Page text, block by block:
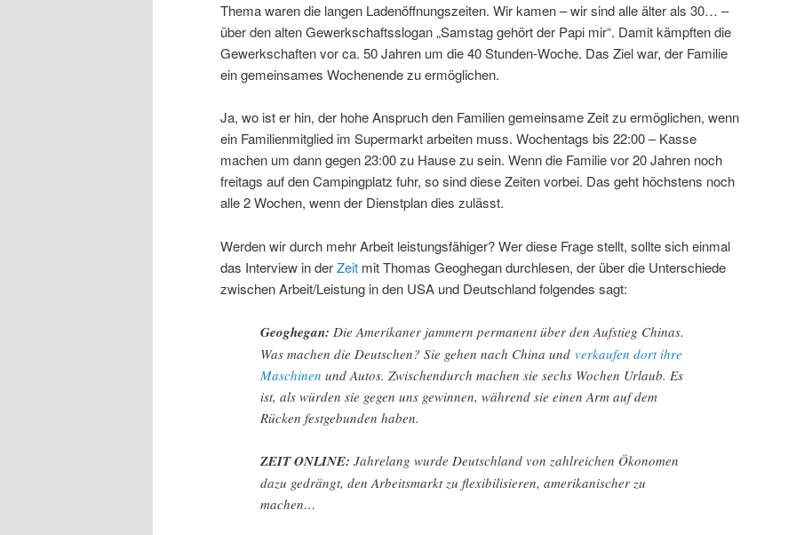
Thema waren die langen Ladenöffnungszeiten. Wir kamen – wir sind alle älter als 30… –
über den alten Gewerkschaftsslogan „Samstag gehört der Papi mir“. Damit kämpften die
Gewerkschaften vor ca. 50 Jahren um die 40 Stunden-Woche. Das Ziel war, der Familie
ein gemeinsames Wochenende zu ermöglichen.
Ja, wo ist er hin, der hohe Anspruch den Familien gemeinsame Zeit zu ermöglichen, wenn
ein Familienmitglied im Supermarkt arbeiten muss. Wochentags bis 22:00 – Kasse
machen um dann gegen 23:00 zu Hause zu sein. Wenn die Familie vor 20 Jahren noch
freitags auf den Campingplatz fuhr, so sind diese Zeiten vorbei. Das geht höchstens noch
alle 2 Wochen, wenn der Dienstplan dies zulässt.
Werden wir durch mehr Arbeit leistungsfähiger? Wer diese Frage stellt, sollte sich einmal
das Interview in derZeit mit Thomas Geoghegan durchlesen, der über die Unterschiede
zwischen Arbeit/Leistung in den USA und Deutschland folgendes sagt:
Geoghegan: Die Amerikaner jammern permanent über den Aufstieg Chinas.
Was machen die Deutschen? Sie gehen nach China und verkaufen dort ihre
Maschinen und Autos. Zwischendurch machen sie sechs Wochen Urlaub. Es
ist, als würden sie gegen uns gewinnen, während sie einen Arm auf dem
Rücken festgebunden haben.
ZEIT ONLINE: Jahrelang wurde Deutschland von zahlreichen Ökonomen
dazu gedrängt, den Arbeitsmarkt zu flexibilisieren, amerikanischer zu
machen…